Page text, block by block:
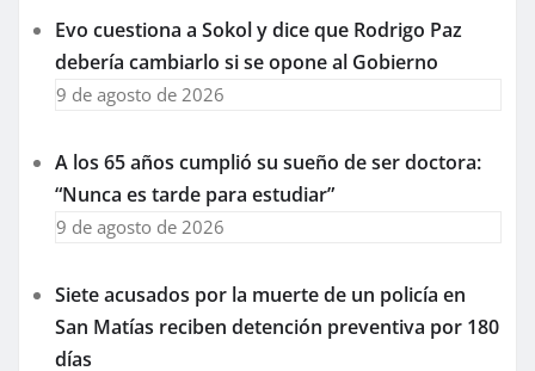
Evo cuestiona a Sokol y dice que Rodrigo Paz
debería cambiarlo si se opone al Gobierno
9 de agosto de 2026
A los 65 años cumplió su sueño de ser doctora:
“Nunca es tarde para estudiar”
9 de agosto de 2026
Siete acusados por la muerte de un policía en
San Matías reciben detención preventiva por 180
días